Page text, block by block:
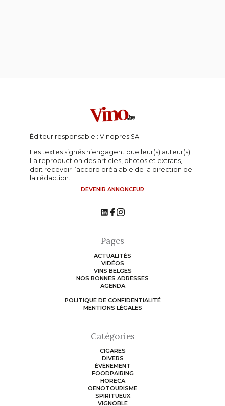
Éditeur responsable : Vinopres SA.
Les textes signés n’engagent que leur(s) auteur(s).
La reproduction des articles, photos et extraits,
doit recevoir l’accord préalable de la direction de
la rédaction.
DEVENIR ANNONCEUR
Catégories
CIGARES
DIVERS
ÉVÉNEMENT
FOODPAIRING
HORECA
OENOTOURISME
SPIRITUEUX
VIGNOBLE
Pages
ACTUALITÉS
VIDÉOS
VINS BELGES
NOS BONNES ADRESSES
AGENDA
POLITIQUE DE CONFIDENTIALITÉ
MENTIONS LÉGALES